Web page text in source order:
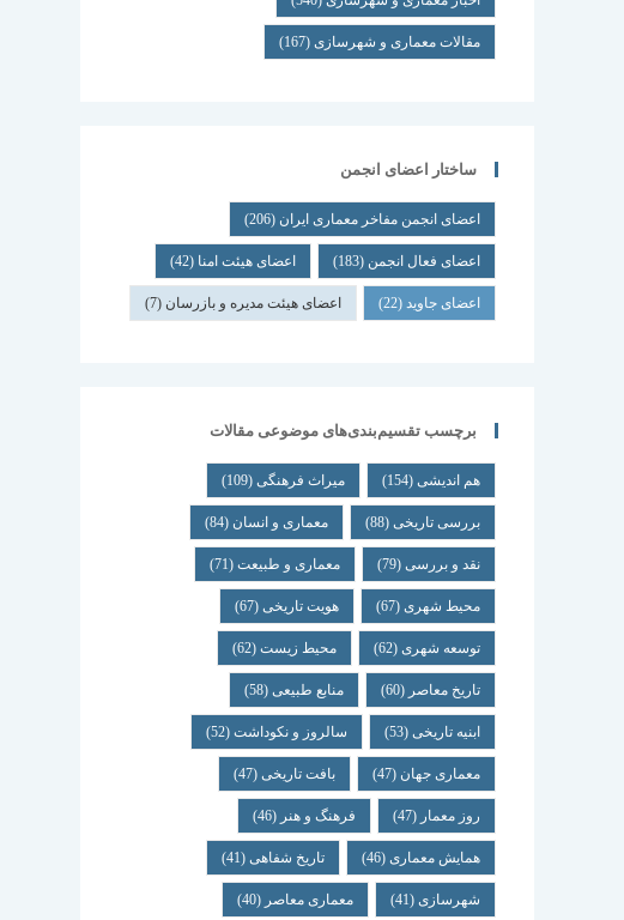
مقالات معماری و شهرسازی(167)
ساختار اعضای انجمن
اعضای انجمن مفاخر معماری ایران (206)
اعضای فعال انجمن (183) اعضای هیئت امنا (42)
اعضای جاوید(22) اعضای هیئت مدیره و بازرسان (7)
برچسب تقسیم‌بندی‌های موضوعی مقالات
هم اندیشی(154) میراث فرهنگی(109)
بررسی تاریخی(88) معماری و انسان (84)
نقد و بررسی(79) معماری و طبیعت(71)
محیط شهری(67) هویت تاریخی(67)
توسعه شهری(62) محیط زیست(62)
تاریخ معاصر (60) منابع طبیعی(58)
ابنیه تاریخی(53) سالروز و نکوداشت(52)
معماری جهان (47) بافت تاریخی(47)
روز معمار (47) فرهنگ و هنر (46)
همایش معماری(46) تاریخ شفاهی(41)
شهرسازی(41) معماری معاصر (40)